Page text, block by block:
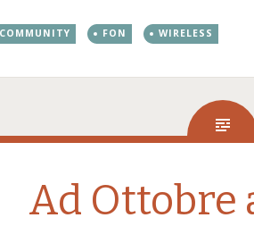
COMMUNITY FON WIRELESS
Ad Ottobre